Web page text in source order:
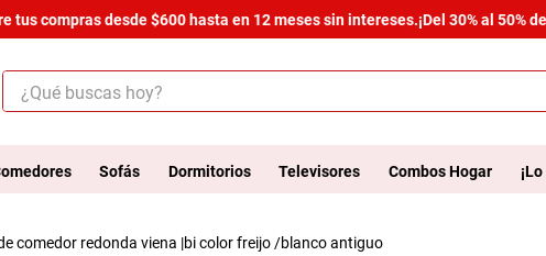
compras desde $600 hasta en 12 meses sin intereses.¡Del 30% al 50% de
¿Qué buscas hoy?
Sofás Dormitorios Televisores Combos Hogar
de comedor redonda viena |bi color freijo /blanco antiguo
salas
cómoda estilo